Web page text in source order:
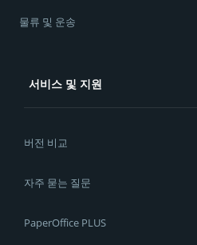
물류 및 운송
서비스 및 지원
버전 비교
자주 묻는 질문
PaperOffice PLUS